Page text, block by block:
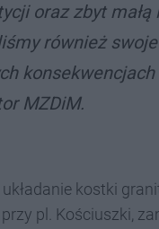
oraz zbyt
również
konsekwencjach
MZDiM.
kostki
pl. Kościuszki,